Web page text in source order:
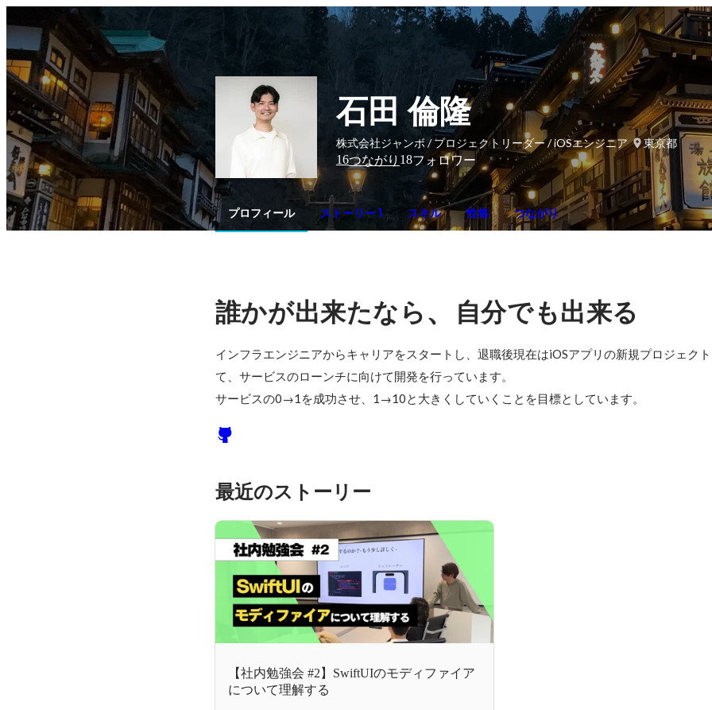
石田 倫隆
株式会社ジャンボ / プロジェクトリーダー / iOSエンジニア
東京都
16つながり 18フォロワー
プロフィール ストーリー 1 スキル 性格 つながり
誰かが出来たなら、 自分でも出来る
インフラエンジニアからキャリアをスタートし、退職後現在はiOSアプリの新規プロジェク
て、サービスのローンチに向けて開発を行っています。
サービスの0→1を成功させ、1→10と大きくしていくことを目標としています。
最近のストーリー
【社内勉強会 #2】SwiftUIのモディファイア
について理解する